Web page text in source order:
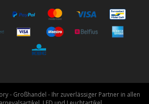
- Großhandel - Ihr zuverlässiger Partner in allen